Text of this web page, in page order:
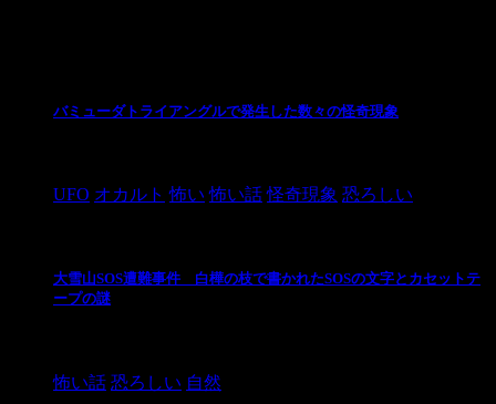
バミューダトライアングルで発生した数々の怪奇現象
UFO オカルト 怖い 怖い話 怪奇現象 恐ろしい
大雪山SOS遭難事件 白樺の枝で書かれたSOSの文字とカセットテ
ープの謎
怖い話 恐ろしい 自然